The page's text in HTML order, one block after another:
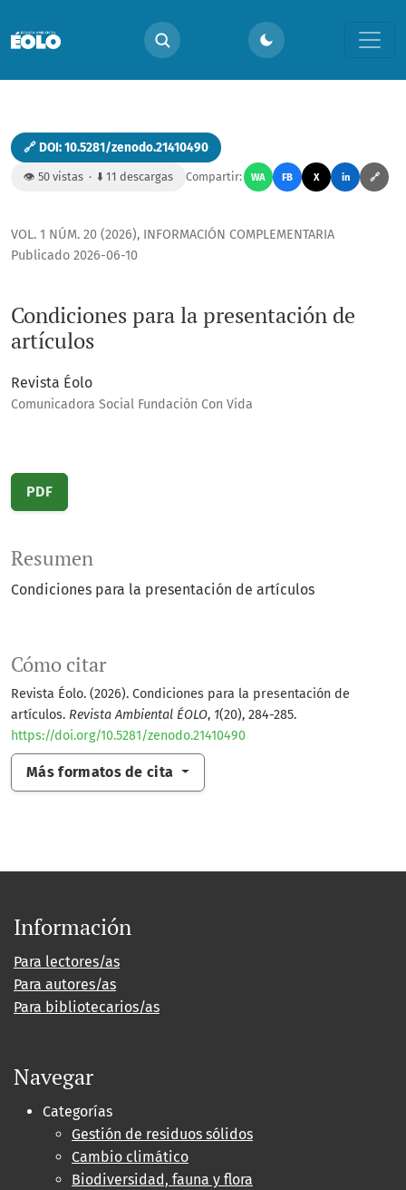
Condiciones para la presentación de artículos
VOL. 1 NÚM. 20 (2026), INFORMACIÓN COMPLEMENTARIA
Condiciones para la presentación de
artículos
🔗 DOI: 10.5281/zenodo.21410490
👁️ 50 vistas · ⬇️ 11 descargas Compartir: WA FB X in 🔗
Publicado 2026-06-10
Revista Éolo
Comunicadora Social Fundación Con Vida
PDF
Cómo citar
Revista Éolo. (2026). Condiciones para la presentación de
artículos. Revista Ambiental ÉOLO, 1(20), 284-285.
https://doi.org/10.5281/zenodo.21410490
Más formatos de cita
Resumen
Condiciones para la presentación de artículos
Información
Para lectores/as
Para autores/as
Para bibliotecarios/as
Navegar
Categorías
Gestión de residuos sólidos
Cambio climático
Biodiversidad, fauna y flora